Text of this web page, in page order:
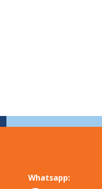
Whatsapp: